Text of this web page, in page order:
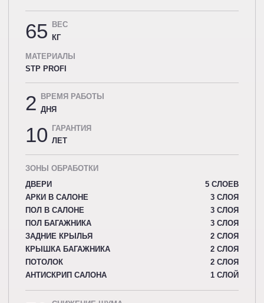
65
ВЕС
КГ
МАТЕРИАЛЫ
STP PROFI
2
ВРЕМЯ РАБОТЫ
ДНЯ
10
ГАРАНТИЯ
ЛЕТ
ЗОНЫ ОБРАБОТКИ
ДВЕРИ
5 СЛОЕВ
АРКИ В САЛОНЕ
3 СЛОЯ
ПОЛ В САЛОНЕ
3 СЛОЯ
ПОЛ БАГАЖНИКА
3 СЛОЯ
ЗАДНИЕ КРЫЛЬЯ
2 СЛОЯ
КРЫШКА БАГАЖНИКА
2 СЛОЯ
ПОТОЛОК
2 СЛОЯ
АНТИСКРИП САЛОНА
1 СЛОЙ